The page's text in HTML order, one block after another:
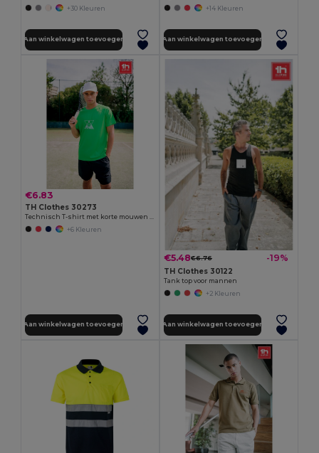
+30 Kleuren
Aan winkelwagen toevoegen
+14 Kleuren
Aan winkelwagen toevoegen
€6.83
TH Clothes 30273
+6 Kleuren
Aan winkelwagen toevoegen
€5.48€6.76 -19%
TH Clothes 30122
Tank top voor mannen
+2 Kleuren
Aan winkelwagen toevoegen